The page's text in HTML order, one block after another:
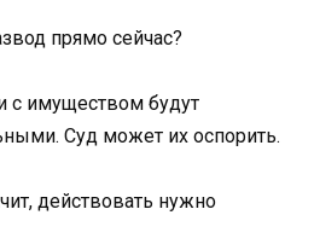
прямо сейчас?
с имуществом будут
Суд может их оспорить.
действовать нужно